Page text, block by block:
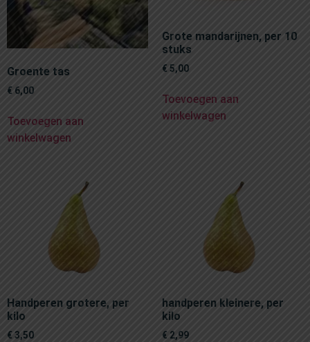
Groente tas
€ 6,00
Toevoegen aan
winkelwagen
Grote mandarijnen, per 10
stuks
€5,00
Toevoegen aan
winkelwagen
Handperen grotere, per
kilo
€ 3,50
handperen kleinere, per
kilo
€ 2,99